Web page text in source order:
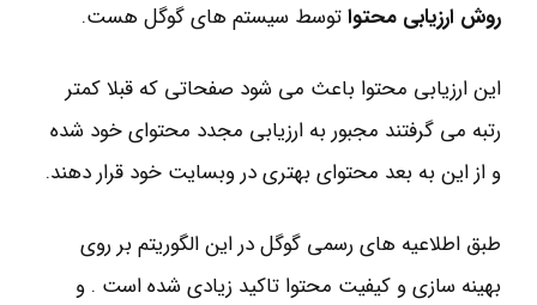
روش ارزیابی محتواتوسط سیستم های گوگل هست.
این ارزیابی محتوا باعث می شود صفحاتی که قبلا کمتر
رتبه می گرفتند مجبور به ارزیابی مجدد محتوای خود شده
و از این به بعد محتوای بهتری در وبسایت خود قرار دهند.
طبق اطلاعیه های رسمی گوگل در این الگوریتم بر روی
بهینه سازی و کیفیت محتوا تاکید زیادی شده است . و